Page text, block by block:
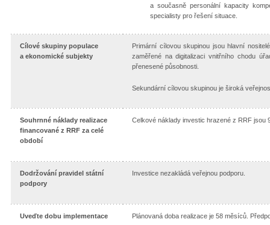
a současně personální kapacity
specialisty pro řešení situace.
Cílové skupiny populace
a ekonomické subjekty
Primární cílovou skupinou jsou hlavní
zaměřené na digitalizaci vnitřního chodu
přenesené působnosti.
Sekundární cílovou skupinou je široká
Souhrnné náklady realizace
financované z RRF za celé
období
Celkové náklady investic hrazené z RRF jsou
Dodržování pravidel státní
podpory
Investice nezakládá veřejnou podporu.
Uveďte dobu implementace Plánovaná doba realizace je 58 měsíců.